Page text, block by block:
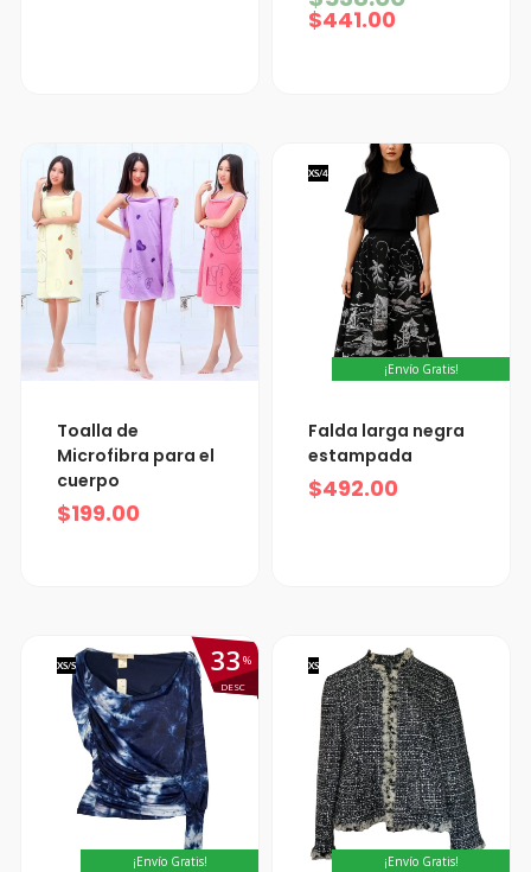
$441.00
Toalla de
Microfibra para el
cuerpo
$199.00
XS/4
¡Envío Gratis!
Falda larga negra
estampada
$492.00
XS/S %
DESC
33
¡Envío Gratis!
XS
¡Envío Gratis!